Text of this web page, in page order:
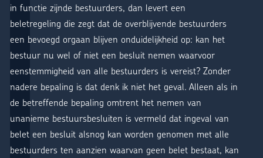
in functie zijnde bestuurders, dan levert een
beletregeling die zegt dat de overblijvende bestuurders
een bevoegd orgaan blijven onduidelijkheid op: kan het
bestuur nu wel of niet een besluit nemen waarvoor
eenstemmigheid van alle bestuurders is vereist? Zonder
nadere bepaling is dat denk ik niet het geval. Alleen als in
de betreffende bepaling omtrent het nemen van
unanieme bestuursbesluiten is vermeld dat ingeval van
belet een besluit alsnog kan worden genomen met alle
bestuurders ten aanzien waarvan geen belet bestaat, kan